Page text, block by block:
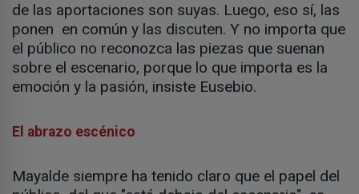
de las aportaciones son suyas. Luego, eso sí, las
ponen en común y las discuten. Y no importa que
el público no reconozca las piezas que suenan
sobre el escenario, porque lo que importa es la
emoción y la pasión, insiste Eusebio.
El abrazo escénico
Mayalde siempre ha tenido claro que el papel del